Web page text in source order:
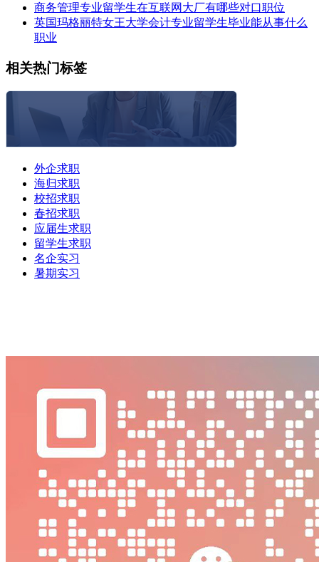
商务管理专业留学生在互联网大厂有哪些对口职位
英国玛格丽特女王大学会计专业留学生毕业能从事什么
职业
相关热门标签
外企求职
海归求职
校招求职
春招求职
应届生求职
留学生求职
名企实习
暑期实习